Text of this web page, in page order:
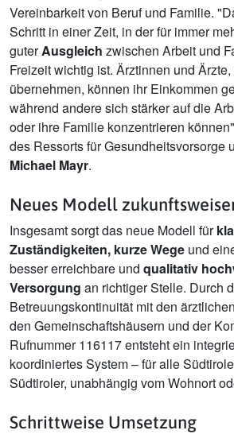
Vereinbarkeit von Beruf und Familie.
Schritt in einer Zeit, in der für immer
guterAusgleich zwischen Arbeit und
Freizeit wichtig ist. Ärztinnen und
übernehmen, können ihr Einkommen
während andere sich stärker auf die
oder ihre Familie konzentrieren
des Ressorts für Gesundheitsvorsorge
Michael Mayr.
Neues Modell
Insgesamt sorgt das neue Modell für
Zuständigkeiten, kurze Wege und
besser erreichbare und qualitativ
Versorgung an richtiger Stelle. Durch
Betreuungskontinuität mit den
den Gemeinschaftshäusern und der
Rufnummer 116117 entsteht ein
koordiniertes System – für alle
Südtiroler, unabhängig vom Wohnort
Schrittweise Umsetzung